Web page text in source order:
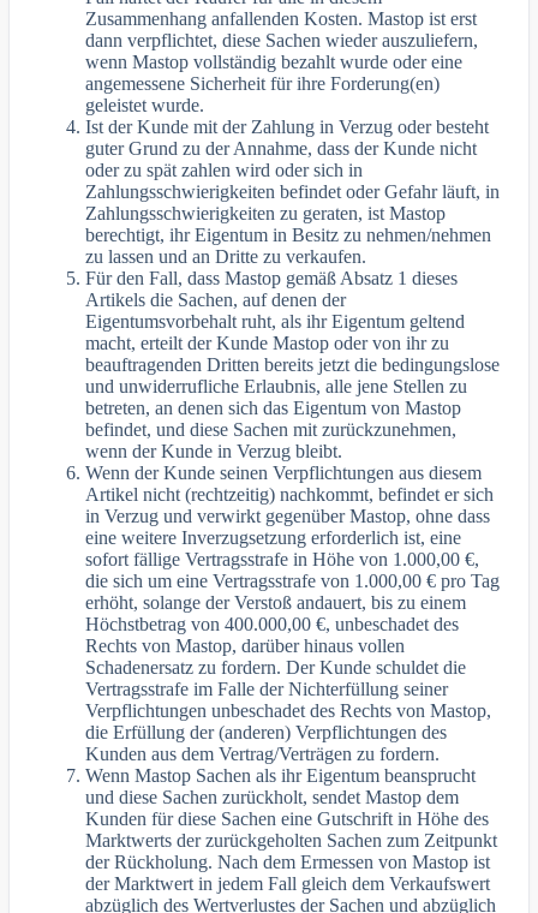
Zusammenhang anfallenden Kosten. Mastop ist erst
dann verpflichtet, diese Sachen wieder auszuliefern,
wenn Mastop vollständig bezahlt wurde oder eine
angemessene Sicherheit für ihre Forderung(en)
geleistet wurde.
Ist der Kunde mit der Zahlung in Verzug oder besteht
guter Grund zu der Annahme, dass der Kunde nicht
oder zu spät zahlen wird oder sich in
Zahlungsschwierigkeiten befindet oder Gefahr läuft, in
Zahlungsschwierigkeiten zu geraten, ist Mastop
berechtigt, ihr Eigentum in Besitz zu nehmen/nehmen
zu lassen und an Dritte zu verkaufen.
Für den Fall, dass Mastop gemäß Absatz 1 dieses
Artikels die Sachen, auf denen der
Eigentumsvorbehalt ruht, als ihr Eigentum geltend
macht, erteilt der Kunde Mastop oder von ihr zu
beauftragenden Dritten bereits jetzt die bedingungslose
und unwiderrufliche Erlaubnis, alle jene Stellen zu
betreten, an denen sich das Eigentum von Mastop
befindet, und diese Sachen mit zurückzunehmen,
wenn der Kunde in Verzug bleibt.
Wenn der Kunde seinen Verpflichtungen aus diesem
Artikel nicht (rechtzeitig) nachkommt, befindet er sich
in Verzug und verwirkt gegenüber Mastop, ohne dass
eine weitere Inverzugsetzung erforderlich ist, eine
sofort fällige Vertragsstrafe in Höhe von 1.000,00 €,
die sich um eine Vertragsstrafe von 1.000,00 € pro Tag
erhöht, solange der Verstoß andauert, bis zu einem
Höchstbetrag von 400.000,00 €, unbeschadet des
Rechts von Mastop, darüber hinaus vollen
Schadenersatz zu fordern. Der Kunde schuldet die
Vertragsstrafe im Falle der Nichterfüllung seiner
Verpflichtungen unbeschadet des Rechts von Mastop,
die Erfüllung der (anderen) Verpflichtungen des
Kunden aus dem Vertrag/Verträgen zu fordern.
Wenn Mastop Sachen als ihr Eigentum beansprucht
und diese Sachen zurückholt, sendet Mastop dem
Kunden für diese Sachen eine Gutschrift in Höhe des
Marktwerts der zurückgeholten Sachen zum Zeitpunkt
der Rückholung. Nach dem Ermessen von Mastop ist
der Marktwert in jedem Fall gleich dem Verkaufswert
abzüglich des Wertverlustes der Sachen und abzüglich